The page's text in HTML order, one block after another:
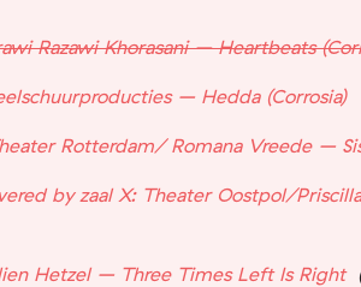
Razawi Khorasani – Heartbeats
– Hedda (Corrosia)
Rotterdam/ Romana Vreede –
by zaal X: Theater Oostpol/
Hetzel – Three Times Left Is Right